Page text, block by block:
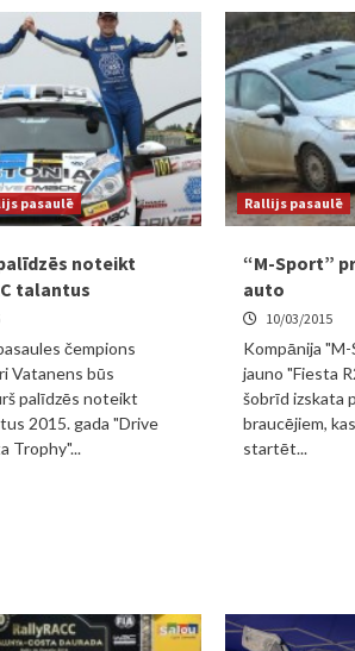
pasaulē
noteikt
talantus
čempions
Vatanens būs
palīdzēs noteikt
2015. gada "Drive
Trophy"...
Rallijs pasaulē
“M-Sport”
auto
10/03/2015
Kompānija
jauno "Fiesta
šobrīd izskata
braucējiem,
startēt...